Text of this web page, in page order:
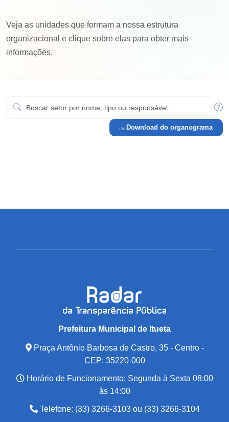
Veja as unidades que formam a nossa estrutura
organizacional e clique sobre elas para obter mais
informações.
Download do organograma
Prefeitura Municipal de Itueta
Praça Antônio Barbosa de Castro, 35 - Centro -
CEP: 35220-000
Horário de Funcionamento: Segunda à Sexta 08:00
às 14:00
Telefone: (33) 3266-3103 ou (33) 3266-3104